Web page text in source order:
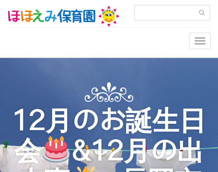
12月のお誕生日
会
&12月の出